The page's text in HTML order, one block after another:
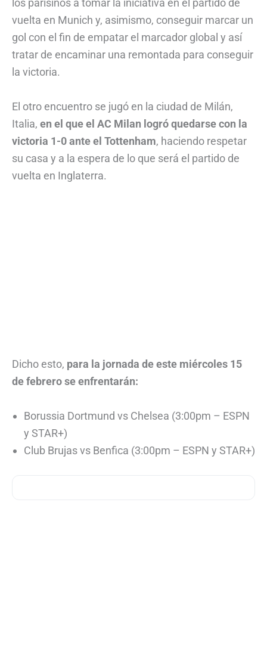
los parisinos a tomar la iniciativa en el partido de
vuelta en Munich y, asimismo, conseguir marcar un
gol con el fin de empatar el marcador global y así
tratar de encaminar una remontada para conseguir
la victoria.
El otro encuentro se jugó en la ciudad de Milán,
Italia, en el que el AC Milan logró quedarse con la
victoria 1-0 ante el Tottenham, haciendo respetar
su casa y a la espera de lo que será el partido de
vuelta en Inglaterra.
Dicho esto, para la jornada de este miércoles 15
de febrero se enfrentarán:
Borussia Dortmund vs Chelsea (3:00pm – ESPN
y STAR+)
Club Brujas vs Benfica (3:00pm – ESPN y STAR+)